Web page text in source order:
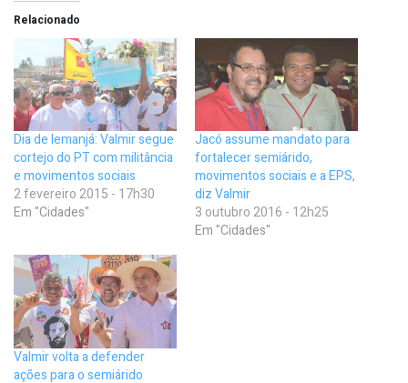
Relacionado
Dia de Iemanjá: Valmir segue
cortejo do PT com militância
e movimentos sociais
2 fevereiro 2015 - 17h30
Em "Cidades"
Jacó assume mandato para
fortalecer semiárido,
movimentos sociais e a EPS,
diz Valmir
3 outubro 2016 - 12h25
Em "Cidades"
Valmir volta a defender
ações para o semiárido